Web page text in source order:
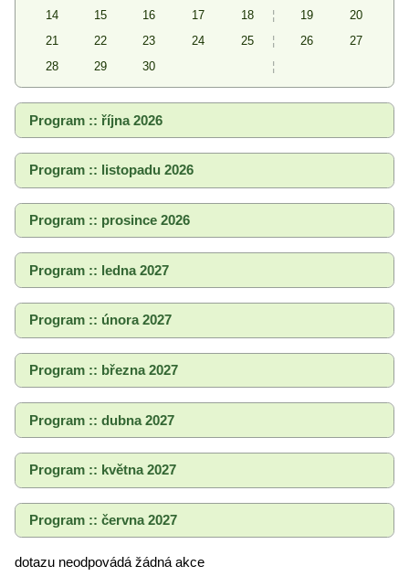
14
15 16 17 18 ¦ 19
20
21
22 23 24 25 ¦ 26
27
28
29 30 ¦
Program :: října 2026
Program :: listopadu 2026
Program :: prosince 2026
Program :: ledna 2027
Program :: února 2027
Program :: března 2027
Program :: dubna 2027
Program :: května 2027
Program :: června 2027
dotazu neodpovádá žádná akce